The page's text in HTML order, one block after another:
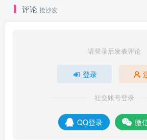
评论 抢沙发
请登录后发表评论
登录
社交账号登录
QQ登录 微